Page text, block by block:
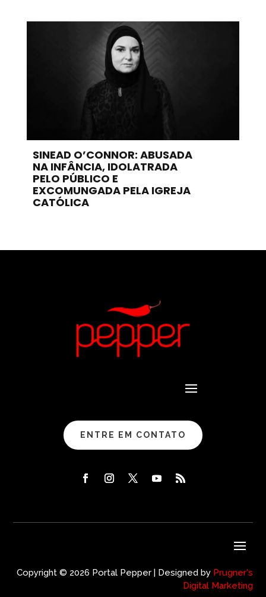
SINEAD O’CONNOR: ABUSADA
NA INFÂNCIA, IDOLATRADA
PELO PÚBLICO E
EXCOMUNGADA PELA IGREJA
CATÓLICA
ENTRE EM CONTATO
Copyright © 2026 Portal Pepper | Designed by Prugner's
Digital Marketing